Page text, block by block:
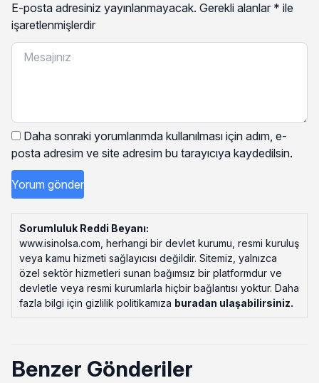
E-posta adresiniz yayınlanmayacak. Gerekli alanlar * ile
işaretlenmişlerdir
Daha sonraki yorumlarımda kullanılması için adım, e-
posta adresim ve site adresim bu tarayıcıya kaydedilsin.
Sorumluluk Reddi Beyanı:
www.isinolsa.com, herhangi bir devlet kurumu, resmi kuruluş
veya kamu hizmeti sağlayıcısı değildir. Sitemiz, yalnızca
özel sektör hizmetleri sunan bağımsız bir platformdur ve
devletle veya resmi kurumlarla hiçbir bağlantısı yoktur. Daha
fazla bilgi için gizlilik politikamıza buradan ulaşabilirsiniz.
Benzer Gönderiler